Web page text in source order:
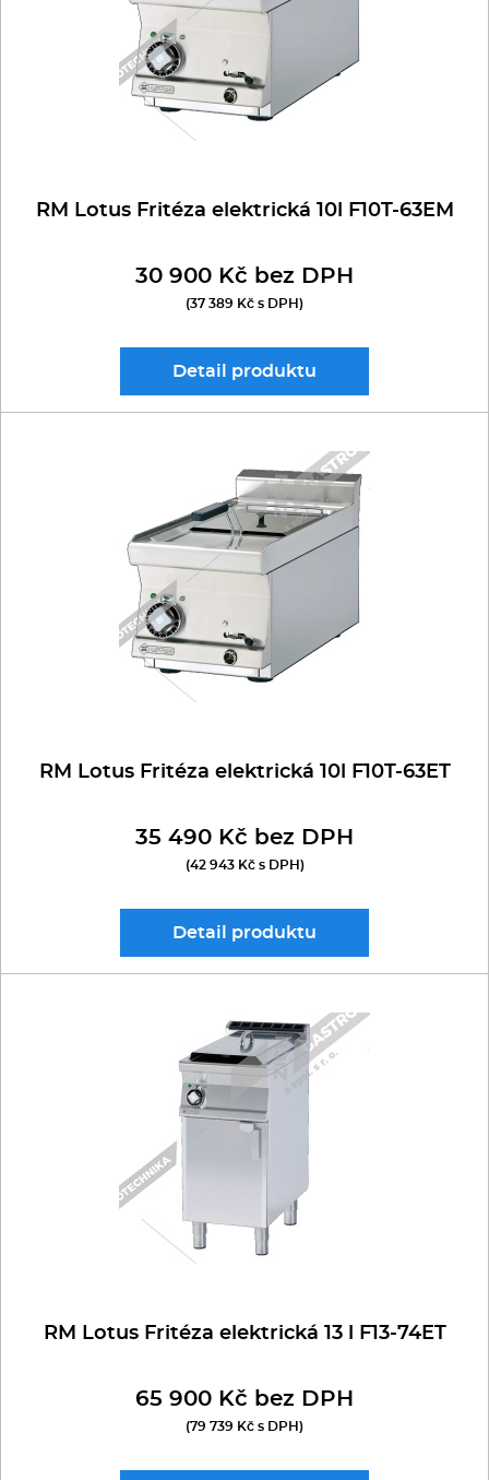
Kávovary
Řeznické stroje
Konvektomaty/Pece
Stolní zařízení
Multifunkce - speciály
Vařiče a výrobníky těstovin
Nástroje
Vodní lázně
BAZAR
REDFOX 700
REDFOX 900
RM GASTRO 600
RM GASTRO 700
RM Lotus Fritéza elektrická 10l F10T-63EM
30 900 Kč bez DPH
(37 389 Kč s DPH)
Detail produktu
RM Lotus Fritéza elektrická 10l F10T-63ET
35 490 Kč bez DPH
(42 943 Kč s DPH)
Detail produktu
RM Lotus Fritéza elektrická 13 l F13-74ET
65 900 Kč bez DPH
(79 739 Kč s DPH)